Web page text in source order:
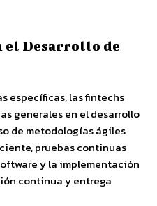
el Desarrollo de
específicas, las fintechs
generales en el desarrollo
de metodologías ágiles
pruebas continuas
y la implementación
continua y entrega